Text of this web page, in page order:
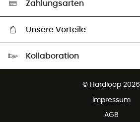
Zahlungsarten
Unsere Vorteile
Kollaboration
© Hardloop 2026
Impressum
AGB